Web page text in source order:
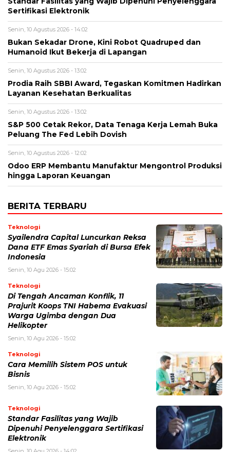
Sertifikasi Elektronik
Senin, 10 Agustus 2026 - 14:02
Bukan Sekadar Drone, Kini Robot Quadruped dan
Humanoid Ikut Bekerja di Lapangan
Senin, 10 Agustus 2026 - 13:02
Prodia Raih SBBI Award, Tegaskan Komitmen Hadirkan
Layanan Kesehatan Berkualitas
Senin, 10 Agustus 2026 - 13:02
S&P 500 Cetak Rekor, Data Tenaga Kerja Lemah Buka
Peluang The Fed Lebih Dovish
Senin, 10 Agustus 2026 - 12:02
Odoo ERP Membantu Manufaktur Mengontrol Produksi
hingga Laporan Keuangan
BERITA TERBARU
Teknologi
Syailendra Capital Luncurkan Reksa
Dana ETF Emas Syariah di Bursa Efek
Indonesia
Senin, 10 Agu 2026 - 15:02
Teknologi
Di Tengah Ancaman Konflik, 11
Prajurit Koops TNI Habema Evakuasi
Warga Ugimba dengan Dua
Helikopter
Senin, 10 Agu 2026 - 15:02
Teknologi
Cara Memilih Sistem POS untuk
Bisnis
Senin, 10 Agu 2026 - 15:02
Teknologi
Standar Fasilitas yang Wajib
Dipenuhi Penyelenggara Sertifikasi
Elektronik